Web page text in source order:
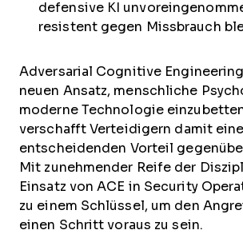
defensive KI
resistent gegen Missbrauch
Adversarial Cognitive
neuen Ansatz, menschliche
moderne Technologie
verschafft Verteidigern damit
entscheidenden Vorteil
Mit zunehmender Reife der
Einsatz von ACE in Security
zu einem Schlüssel, um den
einen Schritt voraus zu sein.